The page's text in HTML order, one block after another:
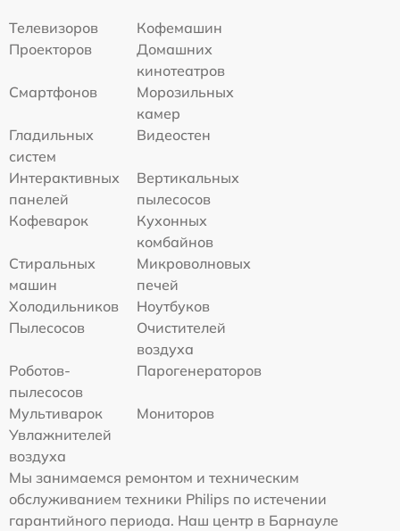
Телевизоров
Кофемашин
Проекторов
Домашних
кинотеатров
Смартфонов
Морозильных
камер
Гладильных
систем
Видеостен
Интерактивных
панелей
Вертикальных
пылесосов
Кофеварок
Кухонных
комбайнов
Стиральных
машин
Микроволновых
печей
Холодильников
Ноутбуков
Пылесосов
Очистителей
воздуха
Роботов-
пылесосов
Парогенераторов
Мультиварок
Мониторов
Увлажнителей
воздуха
Мы занимаемся ремонтом и техническим
обслуживанием техники Philips по истечении
гарантийного периода. Наш центр в Барнауле